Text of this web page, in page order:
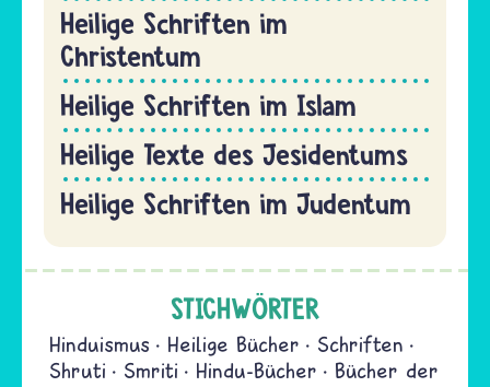
Heilige Schriften im
Christentum
Heilige Schriften im Islam
Heilige Texte des Jesidentums
Heilige Schriften im Judentum
STICHWÖRTER
Hinduismus Heilige Bücher
Schriften
Shruti
Smriti Hindu-Bücher
Bücher der